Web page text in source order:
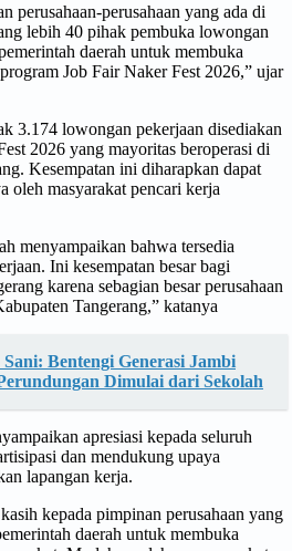
perusahaan-perusahaan yang ada di
lebih 40 pihak pembuka lowongan
daerah untuk membuka
Job Fair Naker Fest 2026,” ujar
3.174 lowongan pekerjaan disediakan
2026 yang mayoritas beroperasi di
Kesempatan ini diharapkan dapat
oleh masyarakat pencari kerja
menyampaikan bahwa tersedia
Ini kesempatan besar bagi
karena sebagian besar perusahaan
Tangerang,” katanya
Bentengi Generasi Jambi
Dimulai dari Sekolah
apresiasi kepada seluruh
dan mendukung upaya
lapangan kerja.
kepada pimpinan perusahaan yang
daerah untuk membuka